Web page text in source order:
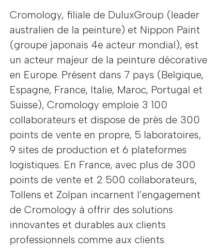
Cromology, filiale de DuluxGroup (leader
australien de la peinture) et Nippon Paint
(groupe japonais 4e acteur mondial), est
un acteur majeur de la peinture décorative
en Europe. Présent dans 7 pays (Belgique,
Espagne, France, Italie, Maroc, Portugal et
Suisse), Cromology emploie 3 100
collaborateurs et dispose de près de 300
points de vente en propre, 5 laboratoires,
9 sites de production et 6 plateformes
logistiques. En France, avec plus de 300
points de vente et 2 500 collaborateurs,
Tollens et Zolpan incarnent l’engagement
de Cromology à offrir des solutions
innovantes et durables aux clients
professionnels comme aux clients